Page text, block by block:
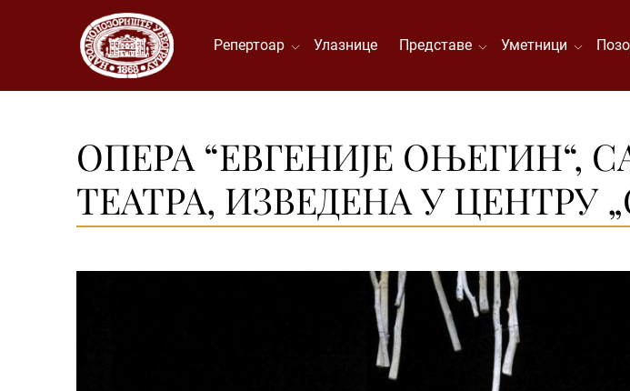
Репертоар Улазнице Представе Уметници
ОПЕРА “ЕВГЕНИЈЕ ОЊЕГИН“,
ТЕАТРА, ИЗВЕДЕНА У ЦЕНТРУ